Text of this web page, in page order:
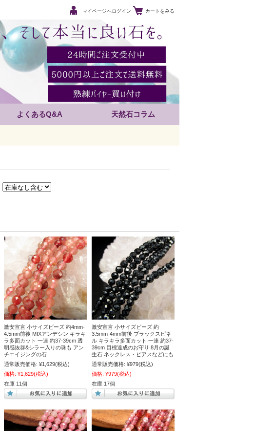
マイページへログイン カートをみる
よくあるQ&A 天然石コラム
激安宣言 小サイズビーズ 約4mm-
4.5mm前後 MIXアンデシン キラキ
ラ多面カット 一連 約37-39cm 透
明感抜群&シラー入りの珠も アン
チエイジングの石
通常販売価格: ¥1,629(税込)
価格: ¥1,629(税込)
在庫 11個
激安宣言 小サイズビーズ 約
3.5mm-4mm前後 ブラックスピネ
ル キラキラ多面カット 一連 約37-
39cm 目標達成のお守り 8月の誕
生石 ネックレス・ピアスなどにも
通常販売価格: ¥979(税込)
価格: ¥979(税込)
在庫 17個